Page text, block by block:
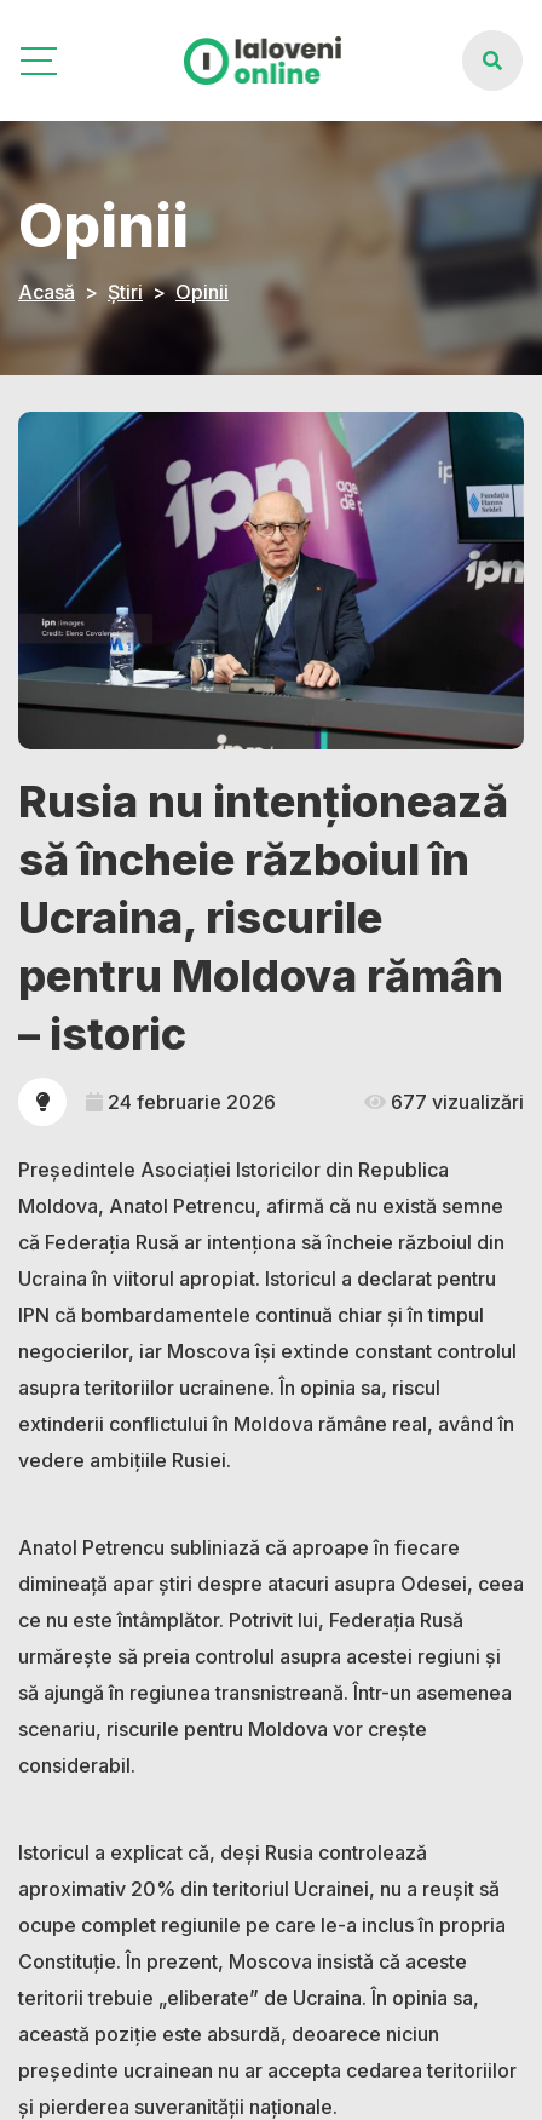
Opinii
Acasă Știri Opinii
Rusia nu intenționează
să încheie războiul în
Ucraina, riscurile
pentru Moldova rămân
– istoric
24 februarie 2026 677 vizualizări
Președintele Asociației Istoricilor din Republica
Moldova, Anatol Petrencu, afirmă că nu există semne
că Federația Rusă ar intenționa să încheie războiul din
Ucraina în viitorul apropiat. Istoricul a declarat pentru
IPN că bombardamentele continuă chiar și în timpul
negocierilor, iar Moscova își extinde constant controlul
asupra teritoriilor ucrainene. În opinia sa, riscul
extinderii conflictului în Moldova rămâne real, având în
vedere ambițiile Rusiei.
Anatol Petrencu subliniază că aproape în fiecare
dimineață apar știri despre atacuri asupra Odesei, ceea
ce nu este întâmplător. Potrivit lui, Federația Rusă
urmărește să preia controlul asupra acestei regiuni și
să ajungă în regiunea transnistreană. Într-un asemenea
scenariu, riscurile pentru Moldova vor crește
considerabil.
Istoricul a explicat că, deși Rusia controlează
aproximativ 20% din teritoriul Ucrainei, nu a reușit să
ocupe complet regiunile pe care le-a inclus în propria
Constituție. În prezent, Moscova insistă că aceste
teritorii trebuie „eliberate” de Ucraina. În opinia sa,
această poziție este absurdă, deoarece niciun
președinte ucrainean nu ar accepta cedarea teritoriilor
și pierderea suveranității naționale.